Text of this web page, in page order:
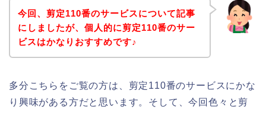
今回、剪定110番のサービスについて記事
にしましたが、個人的に剪定110番のサー
ビスはかなりおすすめです♪
多分こちらをご覧の方は、剪定110番のサービスにかな
り興味がある方だと思います。そして、今回色々と剪